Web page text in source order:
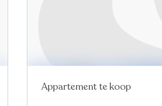
Appartement te koop